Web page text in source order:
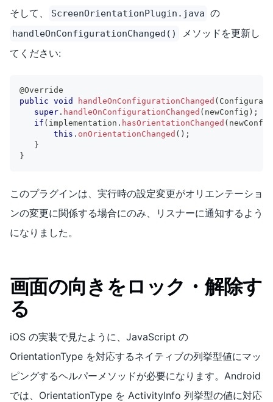
そして、 ScreenOrientationPlugin.java の
handleOnConfigurationChanged()
メソッドを更新し
てください:
@Override
public void handleOnConfigurationChanged (
super . handleOnConfigurationChanged ( newConfig ) ;
if ( implementation . hasOrientationChanged ( newConfig
this . onOrientationChanged ( ) ;
}
}
このプラグインは、実行時の設定変更がオリエンテーショ
ンの変更に関係する場合にのみ、リスナーに通知するよう
になりました。
画面の向きをロック・解除す
る
iOS の実装で見たように、JavaScript の
OrientationType を対応するネイティブの列挙型値にマッ
ピングするヘルパーメソッドが必要になります。Android
では、OrientationType を ActivityInfo 列挙型の値に対応